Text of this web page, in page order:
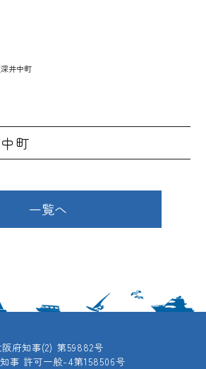
井中町
町
一覧へ
阪府知事(2) 第59882号
事 許可一般-4第158506号